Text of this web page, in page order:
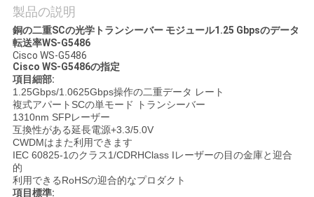
理
連
絡
く
だ
さ
製品の説明
銅の二重SCの光学トランシーバー モジュール1.25 Gbpsのデータ
転送率WS-G5486
Cisco WS-G5486
Cisco WS-G5486の指定
項目細部:
1.25Gbps/1.0625Gbps操作の二重データ レート
複式アパートSCの単モード トランシーバー
1310nm SFPレーザー
互換性がある延長電源+3.3/5.0V
CWDMはまた利用できます
IEC 60825-1のクラス1/CDRHClass Iレーザーの目の金庫と迎合
的
利用できるRoHSの迎合的なプロダクト
項目標準: